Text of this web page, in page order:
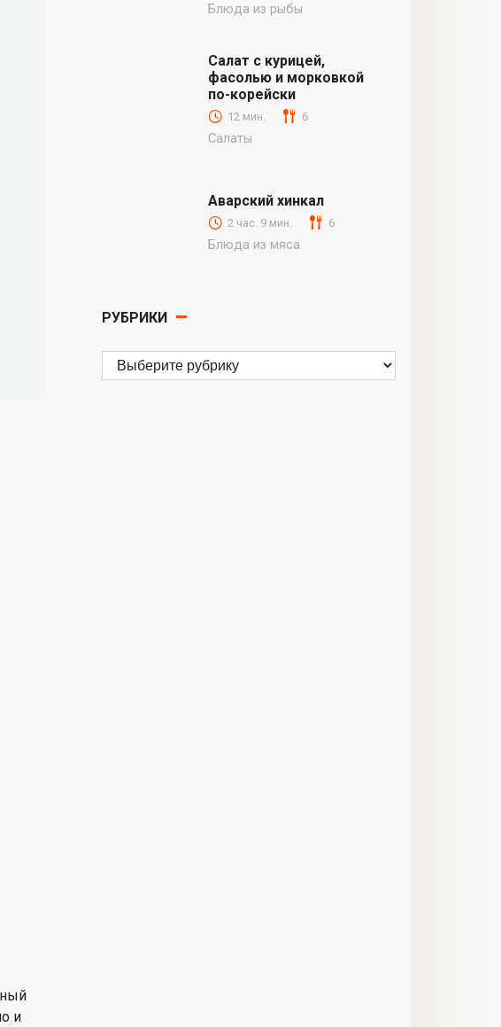
и
Блюда из рыбы
Салат с курицей,
фасолью и морковкой
по-корейски
12 мин. 6
Салаты
Аварский хинкал
2 час. 9 мин. 6
Блюда из мяса
РУБРИКИ
Рубрики